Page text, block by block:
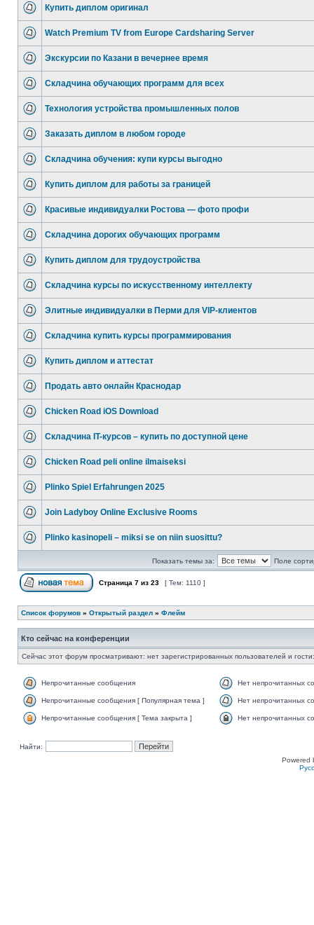
Купить диплом оригинал
Watch Premium TV from Europe Cardsharing Server
Экскурсии по Казани в вечернее время
Складчина обучающих программ для всех
Технология устройства промышленных полов
Заказать диплом в любом городе
Складчина обучения: купи курсы выгодно
Купить диплом для работы за границей
Красивые индивидуалки Ростова — фото профи
Складчина дорогих обучающих программ
Купить диплом для трудоустройства
Складчина курсы по искусственному интеллекту
Элитные индивидуалки в Перми для VIP-клиентов
Складчина купить курсы программирования
Купить диплом и аттестат
Продать авто онлайн Краснодар
Chicken Road iOS Download
Складчина IT-курсов – купить по доступной цене
Chicken Road peli online ilmaiseksi
Plinko Spiel Erfahrungen 2025
Join Ladyboy Online Exclusive Rooms
Plinko kasinopeli – miksi se on niin suosittu?
Показать темы за: Поле
Страница 7 из 23 [ Тем: 1110 ]
Список форумов » Открытый раздел » Флейм
Кто сейчас на конференции
Сейчас этот форум просматривают: нет зарегистрированных пользователей и
Непрочитанные сообщения Нет непрочитанных
Непрочитанные сообщения [ Популярная тема ] Нет непрочитанных
Непрочитанные сообщения [ Тема закрыта ] Нет непрочитанных
Найти:
Powered